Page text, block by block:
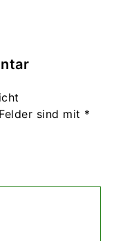
sind mit *